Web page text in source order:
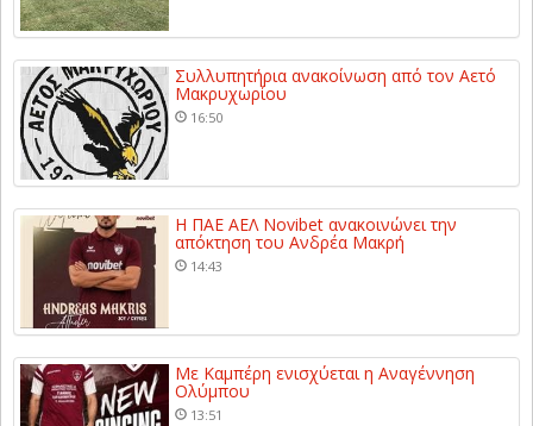
Συλλυπητήρια ανακοίνωση από τον Αετό
Μακρυχωρίου
16:50
Η ΠΑΕ ΑΕΛ Novibet ανακοινώνει την
απόκτηση του Ανδρέα Μακρή
14:43
Με Καμπέρη ενισχύεται η Αναγέννηση
Ολύμπου
13:51